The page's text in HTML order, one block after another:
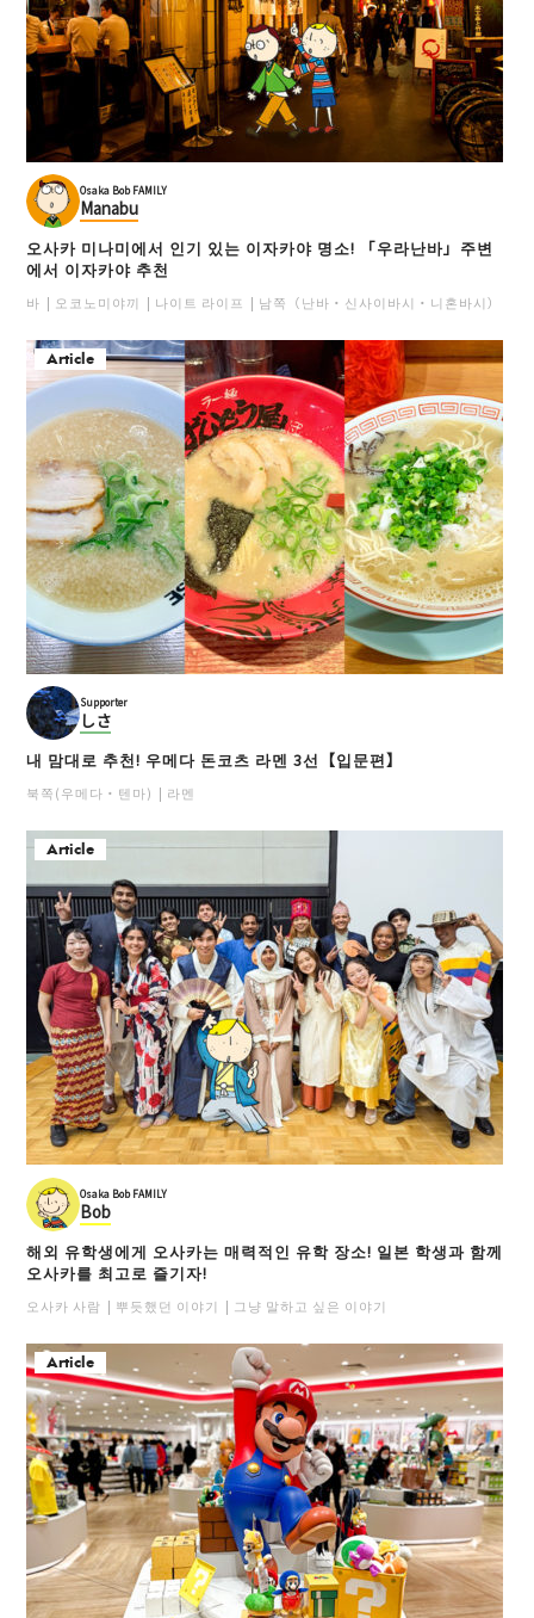
Osaka Bob FAMILY
Manabu
오사카 미나미에서 인기 있는 이자카야 명소! 「우라난바」주변
에서 이자카야 추천
바 오코노미야끼 나이트 라이프 남쪽（난바・신사이바시・니혼바시）
Article
Supporter
しさ
내 맘대로 추천! 우메다 돈코츠 라멘 3선【입문편】
북쪽(우메다・텐마) 라멘
Article
Osaka Bob FAMILY
Bob
해외 유학생에게 오사카는 매력적인 유학 장소! 일본 학생과 함께
오사카를 최고로 즐기자!
오사카 사람 뿌듯했던 이야기 그냥 말하고 싶은 이야기
Article